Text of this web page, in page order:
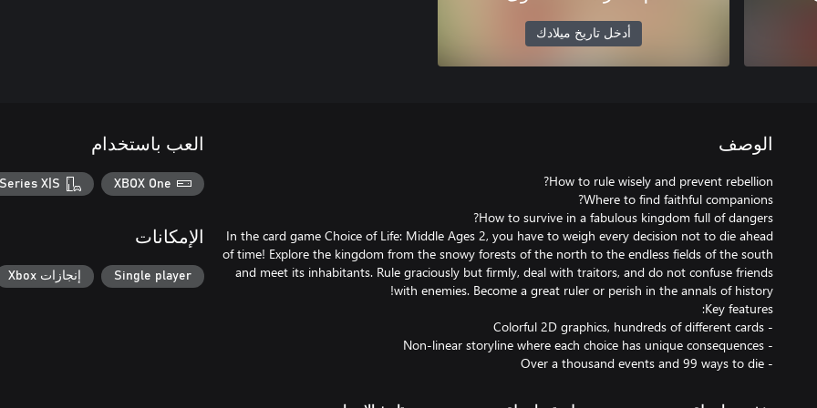
أدخل تاريخ ميلادك
الوصف
In the card game Choice of Life: Middle Ages 2, you have to weigh every decision not to die ahead
of time! Explore the kingdom from the snowy forests of the north to the endless fields of the south
and meet its inhabitants. Rule graciously but firmly, deal with traitors, and do not confuse friends
- Over a thousand events and 99 ways to die
العب باستخدام
XBOX One
X|S
الإمكانات
Single player إنجازات Xbox